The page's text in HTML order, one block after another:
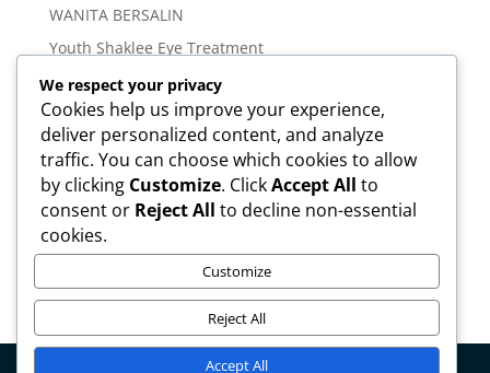
WANITA BERSALIN
Youth Shaklee Eye Treatment
YOUTH SKIN CARE SERIES
Meta
Log in
Entries feed
Comments feed
We respect your privacy
Cookies help us improve your experience,
deliver personalized content, and analyze
traffic. You can choose which cookies to allow
by clicking Customize. ClickAccept All to
consent or Reject All to decline non-essential
cookies.
Customize
Reject All
Accept All